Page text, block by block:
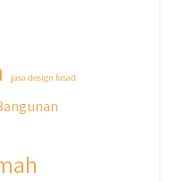
jasa design fasad